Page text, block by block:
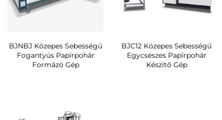
BJNBJ Közepes Sebességű
Fogantyús Papírpohár
Formázó Gép
BJC12 Közepes Sebességű
Egycsészes Papírpohár
Készítő Gép